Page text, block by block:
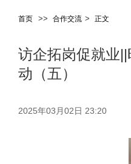
首页 >> 合作交流 > 正文
访企拓岗促就业
动（五）
2025年03月02日 23:20